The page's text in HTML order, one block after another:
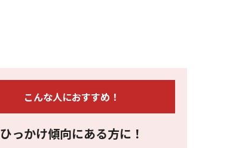
こんな人におすすめ！
ひっかけ傾向にある方に！